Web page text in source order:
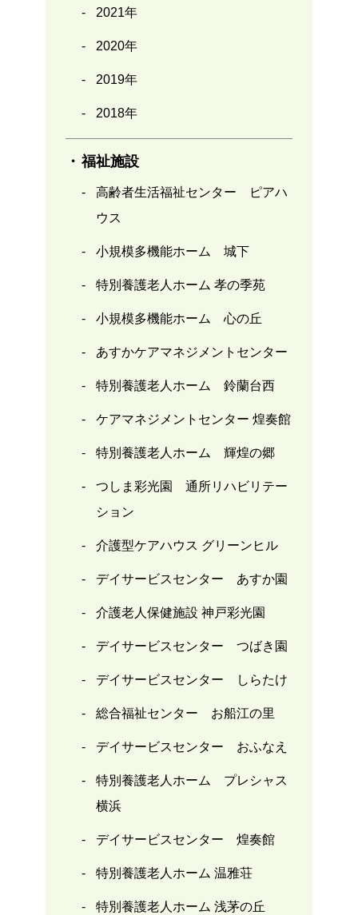
2021年
2020年
2019年
2018年
福祉施設
高齢者生活福祉センター ピアハ
ウス
小規模多機能ホーム 城下
特別養護老人ホーム 孝の季苑
小規模多機能ホーム 心の丘
あすかケアマネジメントセンター
特別養護老人ホーム 鈴蘭台西
ケアマネジメントセンター 煌奏館
特別養護老人ホーム 輝煌の郷
つしま彩光園 通所リハビリテー
ション
介護型ケアハウス グリーンヒル
デイサービスセンター あすか園
介護老人保健施設 神戸彩光園
デイサービスセンター つばき園
デイサービスセンター しらたけ
総合福祉センター お船江の里
デイサービスセンター おふなえ
特別養護老人ホーム プレシャス
横浜
デイサービスセンター 煌奏館
特別養護老人ホーム 温雅荘
特別養護老人ホーム 浅茅の丘